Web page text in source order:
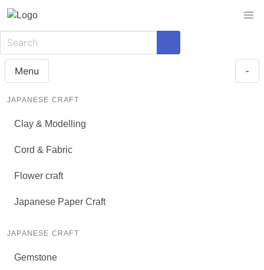
Menu -
JAPANESE CRAFT
Clay & Modelling
Cord & Fabric
Flower craft
Japanese Paper Craft
JAPANESE CRAFT
Gemstone